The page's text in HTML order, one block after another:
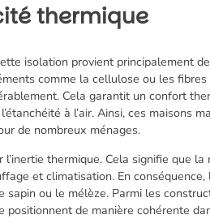
thermique
isolation provient principalement
comme la cellulose ou les
Cela garantit un confort
à l’air. Ainsi, ces maisons
de nombreux ménages.
thermique. Cela signifie que
et climatisation. En
ou le mélèze. Parmi les
de manière cohérente